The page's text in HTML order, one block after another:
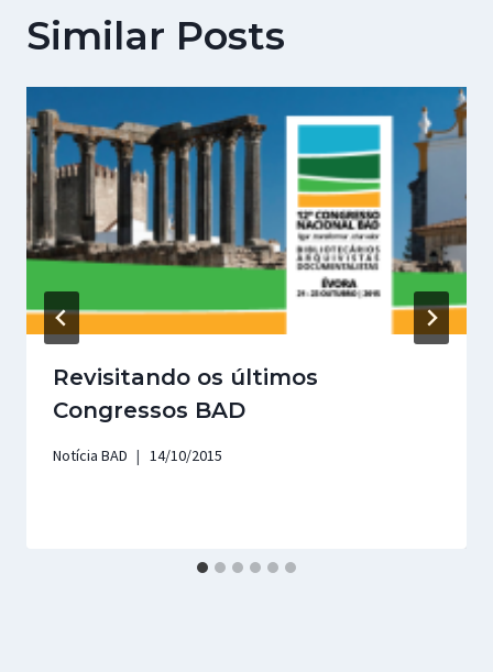
Similar Posts
Revisitando os últimos
Congressos BAD
Notícia BAD 14/10/2015